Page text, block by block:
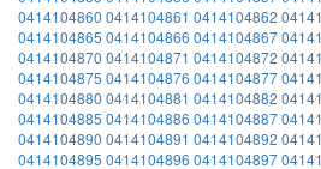
0414104860 0414104861 0414104862
0414104865 0414104866 0414104867
0414104870 0414104871 0414104872
0414104875 0414104876 0414104877
0414104880 0414104881 0414104882
0414104885 0414104886 0414104887
0414104890 0414104891 0414104892
0414104895 0414104896 0414104897